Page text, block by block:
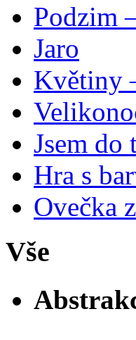
Podzim
Jaro
Květiny
Jsem do
Hra s
Ovečka
Vše